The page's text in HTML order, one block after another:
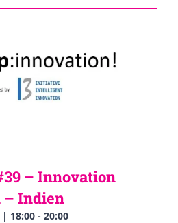
– Innovation
Indien
| 18:00 - 20:00